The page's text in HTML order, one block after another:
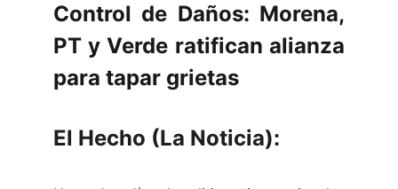
Control de Daños: Morena,
PT y Verde ratifican alianza
para tapar grietas
El Hecho (La Noticia):